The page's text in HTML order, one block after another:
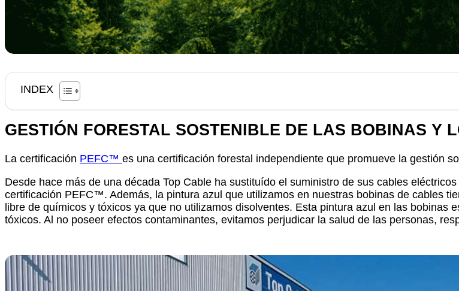
INDEX
GESTIÓN FORESTAL SOSTENIBLE DE LAS BOBINAS Y
La certificación PEFC™ es una certificación forestal independiente que promueve la gestión
Desde hace más de una década Top Cable ha sustituído el suministro de sus cables eléctricos
certificación PEFC™. Además, la pintura azul que utilizamos en nuestras bobinas de cables
libre de químicos y tóxicos ya que no utilizamos disolventes. Esta pintura azul en las
tóxicos. Al no poseer efectos contaminantes, evitamos perjudicar la salud de las personas,